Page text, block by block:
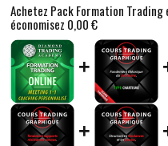
Achetez Pack Formation Trading
économisez 0,00 €
+
+